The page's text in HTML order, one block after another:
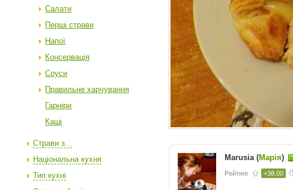
Салати
Перші страви
Напої
Консервація
Соуси
Правильне харчування
Гарніри
Каші
Страви з...
Національна кухня
Тип кухні
Marusia (Марія)
Рейтинг +38.00